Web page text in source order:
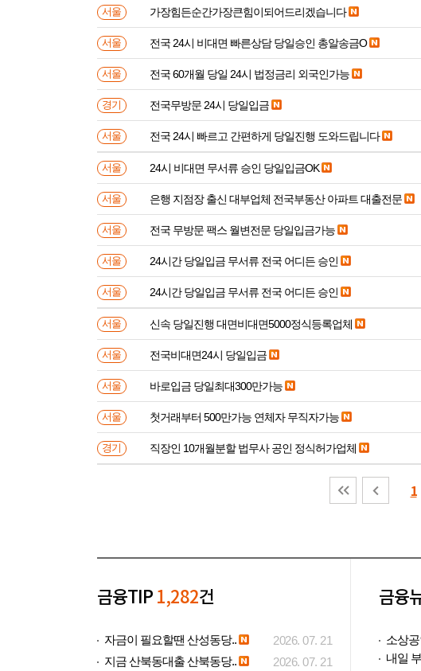
서울 가장힘든순간가장큰힘이되어드리겠습니다
서울 전국 24시 비대면 빠른상담 당일승인 총알송금O
서울 전국 60개월 당일 24시 법정금리 외국인가능
경기 전국무방문 24시 당일입금
서울 전국 24시 빠르고 간편하게 당일진행 도와드립니다
서울 24시 비대면 무서류 승인 당일입금OK
서울 은행 지점장 출신 대부업체 전국부동산 아파트 대출전문
서울 전국 무방문 팩스 월변전문 당일입금가능
서울 24시간 당일입금 무서류 전국 어디든 승인
서울 24시간 당일입금 무서류 전국 어디든 승인
서울 신속 당일진행 대면비대면5000정식등록업체
서울 전국비대면24시 당일입금
서울 바로입금 당일최대300만가능
서울 첫거래부터 500만가능 연체자 무직자가능
경기 직장인 10개월분할 법무사 공인 정식허가업체
1
금융TIP 1,282건
자금이 필요할땐 산성동당..
2026. 07. 21
지금 산북동대출 산북동당..
2026. 07. 21
금융
내일